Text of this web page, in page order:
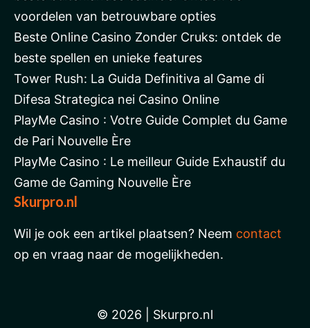
voordelen van betrouwbare opties
Beste Online Casino Zonder Cruks: ontdek de
beste spellen en unieke features
Tower Rush: La Guida Definitiva al Game di
Difesa Strategica nei Casino Online
PlayMe Casino : Votre Guide Complet du Game
de Pari Nouvelle Ère
PlayMe Casino : Le meilleur Guide Exhaustif du
Game de Gaming Nouvelle Ère
Skurpro.nl
Wil je ook een artikel plaatsen? Neem contact
op en vraag naar de mogelijkheden.
© 2026 | Skurpro.nl